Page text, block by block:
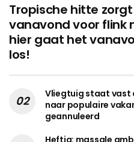
Tropische hitte
vanavond voor flink
hier gaat het
los!
Vliegtuig staat vast
naar populaire
geannuleerd
Heftig: massale